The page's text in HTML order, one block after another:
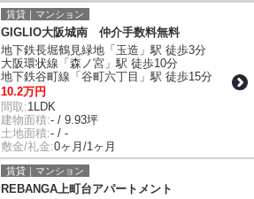
賃貸｜マンション
GIGLIO大阪城南 仲介手数料無料
地下鉄長堀鶴見緑地「玉造」駅 徒歩3分
大阪環状線「森ノ宮」駅 徒歩10分
地下鉄谷町線「谷町六丁目」駅 徒歩15分
10.2万円
間取:1LDK
建物面積:- / 9.93坪
土地面積:- / -
敷金/礼金:0ヶ月/1ヶ月
賃貸｜マンション
REBANGA上町台アパートメント